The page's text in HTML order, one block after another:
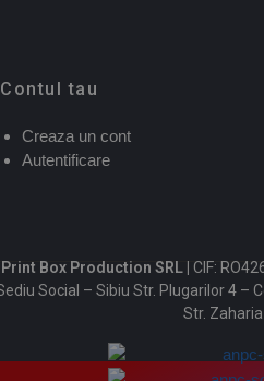
Contul tau
Creaza un cont
Autentificare
Print Box Production SRL | CIF:
Social – Sibiu Str. Plugarilor 4 –
Str.